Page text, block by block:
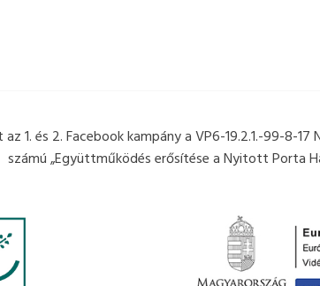
1. és 2. Facebook kampány a VP6-19.2.1.-99-8-
számú „Együttműködés erősítése a Nyitott Porta